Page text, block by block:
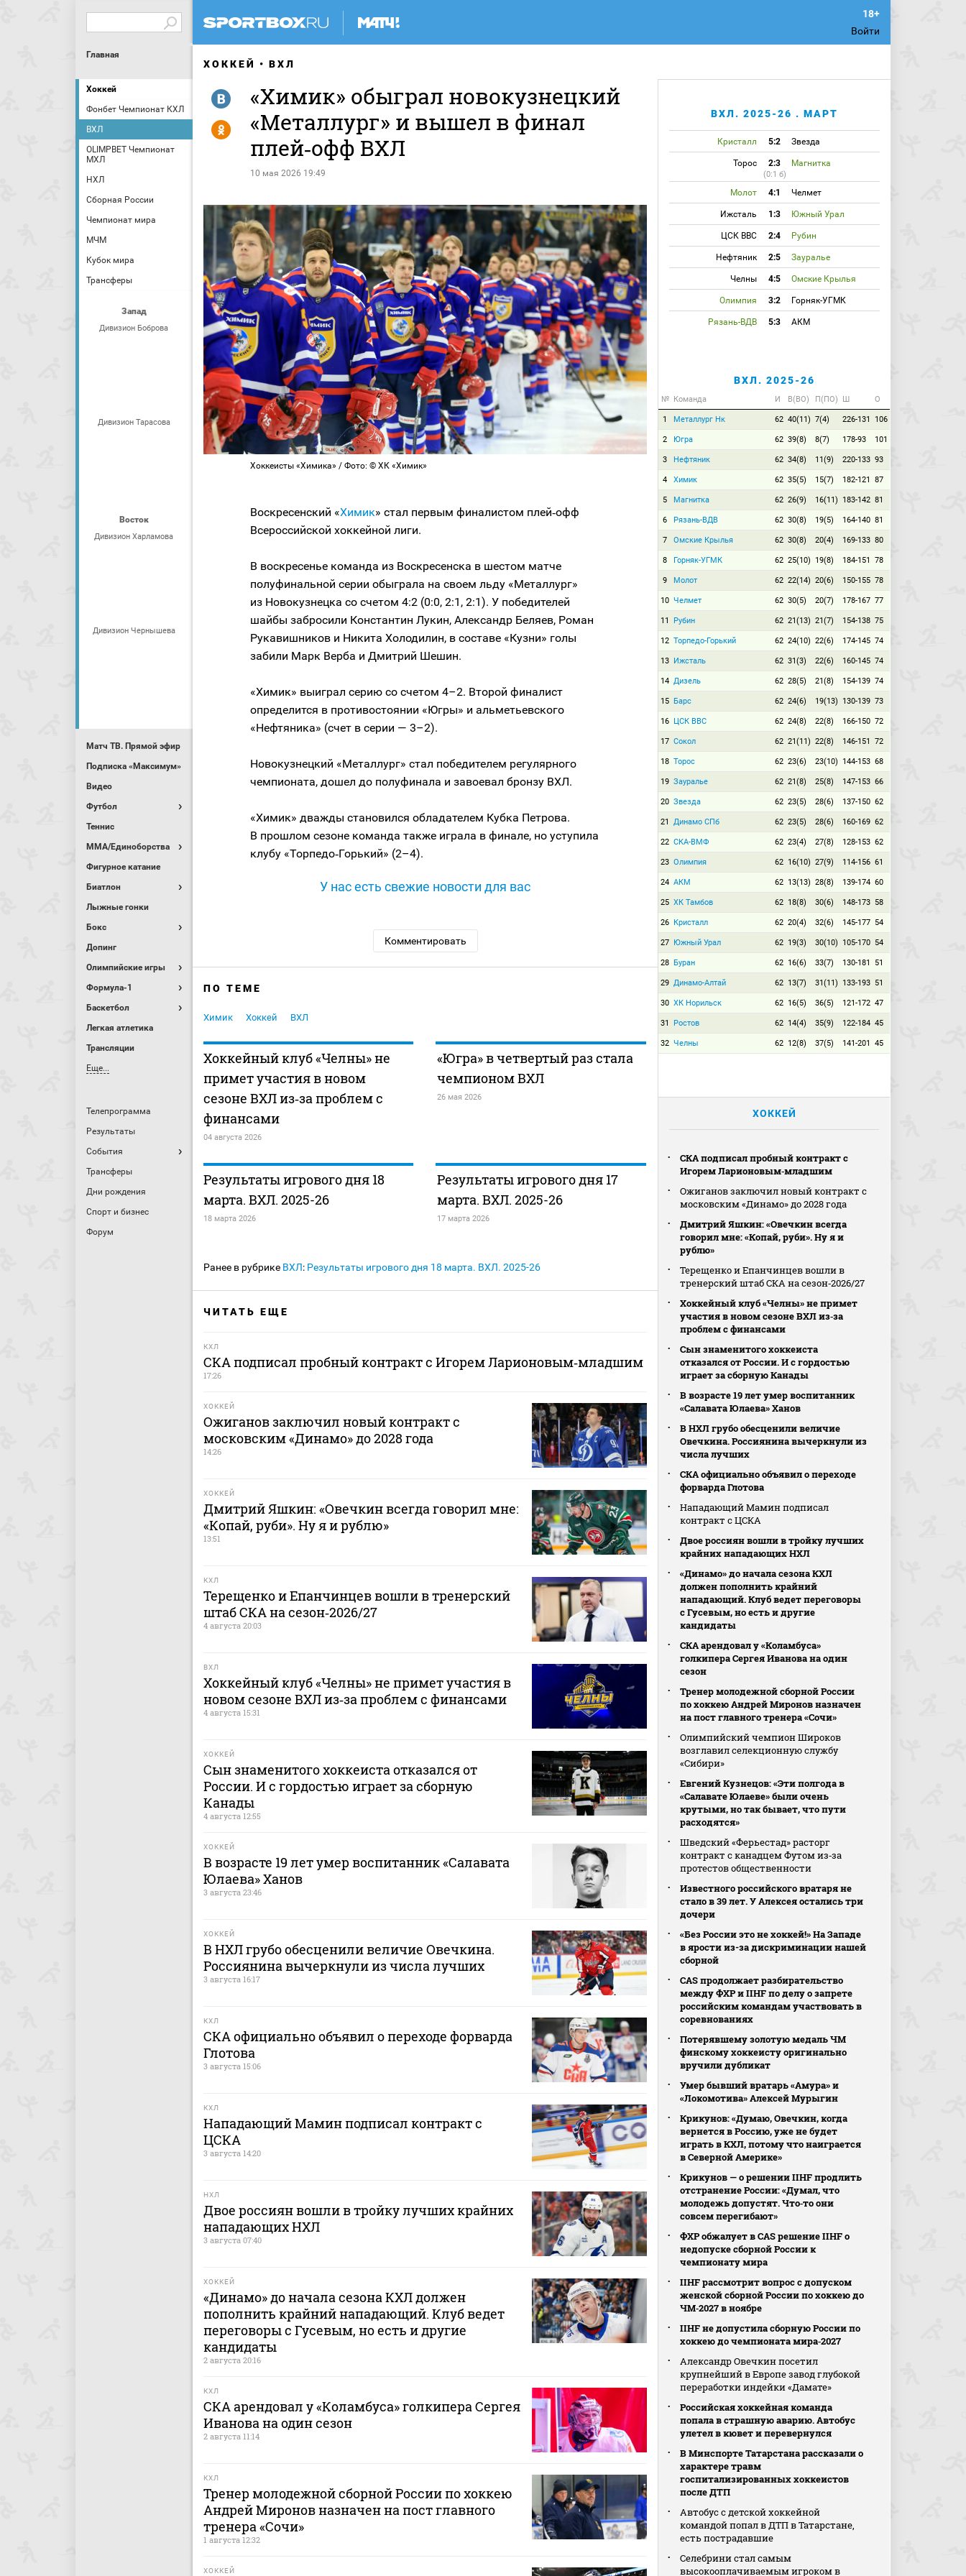
Войти
Главная
Хоккей
Фонбет Чемпионат КХЛ
ВХЛ
OLIMPBET Чемпионат
МХЛ
НХЛ
Сборная России
Чемпионат мира
МЧМ
Кубок мира
Трансферы
Запад
Дивизион Боброва
Дивизион Тарасова
Восток
Дивизион Харламова
Дивизион Чернышева
Матч ТВ. Прямой эфир
Подписка «Максимум»
Видео
Футбол
Теннис
MMA/Единоборства
Фигурное катание
Биатлон
Лыжные гонки
Бокс
Допинг
Олимпийские игры
Формула-1
Баскетбол
Легкая атлетика
Трансляции
Еще...
Телепрограмма
Результаты
События
Трансферы
Дни рождения
Спорт и бизнес
Форум
ХОККЕЙ ВХЛ
«Химик» обыграл новокузнецкий
«Металлург» и вышел в финал
плей‑офф ВХЛ
10 мая 2026 19:49
R
Y
Хоккеисты «Химика» / Фото: © ХК «Химик»
Воскресенский «Химик» стал первым финалистом плей‑офф
Всероссийской хоккейной лиги.
В воскресенье команда из Воскресенска в шестом матче
полуфинальной серии обыграла на своем льду «Металлург»
из Новокузнецка со счетом 4:2 (0:0, 2:1, 2:1). У победителей
шайбы забросили Константин Лукин, Александр Беляев, Роман
Рукавишников и Никита Холодилин, в составе «Кузни» голы
забили Марк Верба и Дмитрий Шешин.
«Химик» выиграл серию со счетом 4–2. Второй финалист
определится в противостоянии «Югры» и альметьевского
«Нефтяника» (счет в серии — 3–2).
Новокузнецкий «Металлург» стал победителем регулярного
чемпионата, дошел до полуфинала и завоевал бронзу ВХЛ.
«Химик» дважды становился обладателем Кубка Петрова.
В прошлом сезоне команда также играла в финале, но уступила
клубу «Торпедо‑Горький» (2–4).
У нас есть свежие новости для вас
Комментировать
ПО ТЕМЕ
Химик Хоккей ВХЛ
Хоккейный клуб «Челны» не
примет участия в новом
сезоне ВХЛ из‑за проблем с
финансами
04 августа 2026
«Югра» в четвертый раз стала
чемпионом ВХЛ
26 мая 2026
Результаты игрового дня 18
марта. ВХЛ. 2025-26
18 марта 2026
Результаты игрового дня 17
марта. ВХЛ. 2025-26
17 марта 2026
Ранее в рубрике ВХЛ: Результаты игрового дня 18 марта. ВХЛ. 2025-26
ЧИТАТЬ ЕЩЕ
КХЛ
СКА подписал пробный контракт с Игорем Ларионовым‑младшим
17:26
ХОККЕЙ
Ожиганов заключил новый контракт с
московским «Динамо» до 2028 года
14:26
ХОККЕЙ
Дмитрий Яшкин: «Овечкин всегда говорил мне:
«Копай, руби». Ну я и рублю»
13:51
КХЛ
Терещенко и Епанчинцев вошли в тренерский
штаб СКА на сезон‑2026/27
4 августа 20:03
ВХЛ
Хоккейный клуб «Челны» не примет участия в
новом сезоне ВХЛ из‑за проблем с финансами
4 августа 15:31
ХОККЕЙ
Сын знаменитого хоккеиста отказался от
России. И с гордостью играет за сборную
Канады
4 августа 12:55
ХОККЕЙ
В возрасте 19 лет умер воспитанник «Салавата
Юлаева» Ханов
3 августа 23:46
ХОККЕЙ
В НХЛ грубо обесценили величие Овечкина.
Россиянина вычеркнули из числа лучших
3 августа 16:17
КХЛ
СКА официально объявил о переходе форварда
Глотова
3 августа 15:06
КХЛ
Нападающий Мамин подписал контракт с
ЦСКА
3 августа 14:20
НХЛ
Двое россиян вошли в тройку лучших крайних
нападающих НХЛ
3 августа 07:40
ХОККЕЙ
«Динамо» до начала сезона КХЛ должен
пополнить крайний нападающий. Клуб ведет
переговоры с Гусевым, но есть и другие
кандидаты
2 августа 20:16
КХЛ
СКА арендовал у «Коламбуса» голкипера Сергея
Иванова на один сезон
2 августа 11:14
КХЛ
Тренер молодежной сборной России по хоккею
Андрей Миронов назначен на пост главного
тренера «Сочи»
1 августа 12:32
ХОККЕЙ
ВХЛ. 2025-26 . МАРТ
Кристалл 5:2 Звезда
Торос 2:3 Магнитка
(0:1 б)
Молот 4:1 Челмет
Ижсталь 1:3 Южный Урал
ЦСК ВВС 2:4 Рубин
Нефтяник 2:5 Зауралье
Челны 4:5 Омские Крылья
Олимпия 3:2 Горняк-УГМК
Рязань-ВДВ 5:3 АКМ
ВХЛ. 2025-26
№ Команда И В(ВО) П(ПО) Ш О
1 Металлург Нк 62 40(11) 7(4) 226-131 106
2 Югра 62 39(8) 8(7) 178-93 101
3 Нефтяник 62 34(8) 11(9) 220-133 93
4 Химик 62 35(5) 15(7) 182-121 87
5 Магнитка 62 26(9) 16(11) 183-142 81
6 Рязань-ВДВ 62 30(8) 19(5) 164-140 81
7 Омские Крылья 62 30(8) 20(4) 169-133 80
8 Горняк-УГМК 62 25(10) 19(8) 184-151 78
9 Молот 62 22(14) 20(6) 150-155 78
10 Челмет 62 30(5) 20(7) 178-167 77
11 Рубин 62 21(13) 21(7) 154-138 75
12 Торпедо-Горький 62 24(10) 22(6) 174-145 74
13 Ижсталь 62 31(3) 22(6) 160-145 74
14 Дизель 62 28(5) 21(8) 154-139 74
15 Барс 62 24(6) 19(13) 130-139 73
16 ЦСК ВВС 62 24(8) 22(8) 166-150 72
17 Сокол 62 21(11) 22(8) 146-151 72
18 Торос 62 23(6) 23(10) 144-153 68
19 Зауралье 62 21(8) 25(8) 147-153 66
20 Звезда 62 23(5) 28(6) 137-150 62
21 Динамо СПб 62 23(5) 28(6) 160-169 62
22 СКА-ВМФ 62 23(4) 27(8) 128-153 62
23 Олимпия 62 16(10) 27(9) 114-156 61
24 АКМ 62 13(13) 28(8) 139-174 60
25 ХК Тамбов 62 18(8) 30(6) 148-173 58
26 Кристалл 62 20(4) 32(6) 145-177 54
27 Южный Урал 62 19(3) 30(10) 105-170 54
28 Буран 62 16(6) 33(7) 130-181 51
29 Динамо-Алтай 62 13(7) 31(11) 133-193 51
30 ХК Норильск 62 16(5) 36(5) 121-172 47
31 Ростов 62 14(4) 35(9) 122-184 45
32 Челны 62 12(8) 37(5) 141-201 45
ХОККЕЙ
СКА подписал пробный контракт с
Игорем Ларионовым‑младшим
Ожиганов заключил новый контракт с
московским «Динамо» до 2028 года
Дмитрий Яшкин: «Овечкин всегда
говорил мне: «Копай, руби». Ну я и
рублю»
Терещенко и Епанчинцев вошли в
тренерский штаб СКА на сезон‑2026/27
Хоккейный клуб «Челны» не примет
участия в новом сезоне ВХЛ из‑за
проблем с финансами
Сын знаменитого хоккеиста
отказался от России. И с гордостью
играет за сборную Канады
В возрасте 19 лет умер воспитанник
«Салавата Юлаева» Ханов
В НХЛ грубо обесценили величие
Овечкина. Россиянина вычеркнули из
числа лучших
СКА официально объявил о переходе
форварда Глотова
Нападающий Мамин подписал
контракт с ЦСКА
Двое россиян вошли в тройку лучших
крайних нападающих НХЛ
«Динамо» до начала сезона КХЛ
должен пополнить крайний
нападающий. Клуб ведет переговоры
с Гусевым, но есть и другие
кандидаты
СКА арендовал у «Коламбуса»
голкипера Сергея Иванова на один
сезон
Тренер молодежной сборной России
по хоккею Андрей Миронов назначен
на пост главного тренера «Сочи»
Олимпийский чемпион Широков
возглавил селекционную службу
«Сибири»
Евгений Кузнецов: «Эти полгода в
«Салавате Юлаеве» были очень
крутыми, но так бывает, что пути
расходятся»
Шведский «Ферьестад» расторг
контракт с канадцем Футом из‑за
протестов общественности
Известного российского вратаря не
стало в 39 лет. У Алексея остались три
дочери
«Без России это не хоккей!» На Западе
в ярости из-за дискриминации нашей
сборной
CAS продолжает разбирательство
между ФХР и IIHF по делу о запрете
российским командам участвовать в
соревнованиях
Потерявшему золотую медаль ЧМ
финскому хоккеисту оригинально
вручили дубликат
Умер бывший вратарь «Амура» и
«Локомотива» Алексей Мурыгин
Крикунов: «Думаю, Овечкин, когда
вернется в Россию, уже не будет
играть в КХЛ, потому что наиграется
в Северной Америке»
Крикунов — о решении IIHF продлить
отстранение России: «Думал, что
молодежь допустят. Что‑то они
совсем перегибают»
ФХР обжалует в CAS решение IIHF о
недопуске сборной России к
чемпионату мира
IIHF рассмотрит вопрос с допуском
женской сборной России по хоккею до
ЧМ‑2027 в ноябре
IIHF не допустила сборную России по
хоккею до чемпионата мира‑2027
Александр Овечкин посетил
крупнейший в Европе завод глубокой
переработки индейки «Дамате»
Российская хоккейная команда
попала в страшную аварию. Автобус
улетел в кювет и перевернулся
В Минспорте Татарстана рассказали о
характере травм
госпитализированных хоккеистов
после ДТП
Автобус с детской хоккейной
командой попал в ДТП в Татарстане,
есть пострадавшие
Селебрини стал самым
высокооплачиваемым игроком в